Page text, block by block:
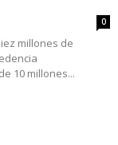
0
millones de
10 millones...